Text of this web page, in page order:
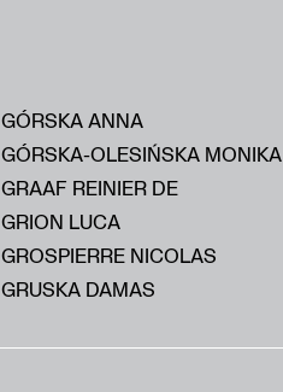
GÓRSKA ANNA
GÓRSKA-OLESIŃSKA MONIKA
GRAAF REINIER DE
GRION LUCA
GROSPIERRE NICOLAS
GRUSKA DAMAS